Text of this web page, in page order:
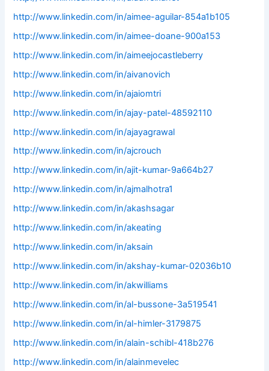
http://www.linkedin.com/in/aimee-aguilar-854a1b105
http://www.linkedin.com/in/aimee-doane-900a153
http://www.linkedin.com/in/aimeejocastleberry
http://www.linkedin.com/in/aivanovich
http://www.linkedin.com/in/ajaiomtri
http://www.linkedin.com/in/ajay-patel-48592110
http://www.linkedin.com/in/ajayagrawal
http://www.linkedin.com/in/ajcrouch
http://www.linkedin.com/in/ajit-kumar-9a664b27
http://www.linkedin.com/in/ajmalhotra1
http://www.linkedin.com/in/akashsagar
http://www.linkedin.com/in/akeating
http://www.linkedin.com/in/aksain
http://www.linkedin.com/in/akshay-kumar-02036b10
http://www.linkedin.com/in/akwilliams
http://www.linkedin.com/in/al-bussone-3a519541
http://www.linkedin.com/in/al-himler-3179875
http://www.linkedin.com/in/alain-schibl-418b276
http://www.linkedin.com/in/alainmevelec